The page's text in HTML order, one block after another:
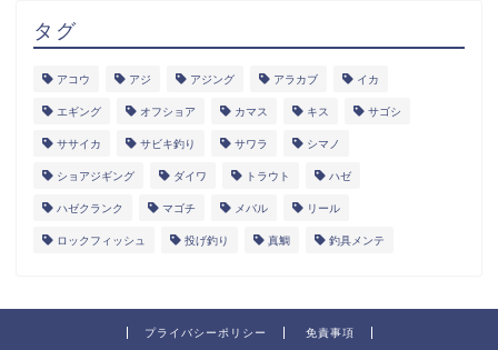
タグ
アコウ アジ アジング アラカブ イカ
エギング オフショア カマス キス サゴシ
ササイカ サビキ釣り サワラ シマノ
ショアジギング ダイワ トラウト ハゼ
ハゼクランク マゴチ メバル リール
ロックフィッシュ 投げ釣り 真鯛 釣具メンテ
プライバシーポリシー 免責事項